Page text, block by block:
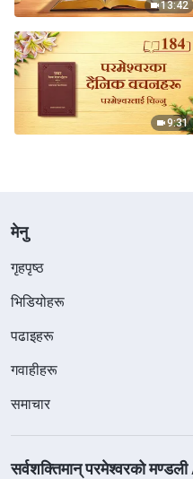
13:42
9:31
मेनु
गृहपृष्ठ
भिडियोहरू
पढाइहरू
गवाहीहरू
समाचार
सर्वशक्तिमान्‌ परमेश्‍वरको